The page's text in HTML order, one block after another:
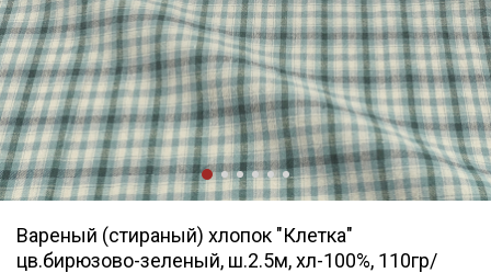
Вареный (стираный) хлопок "Клетка"
цв.бирюзово-зеленый, ш.2.5м, хл-100%, 110гр/